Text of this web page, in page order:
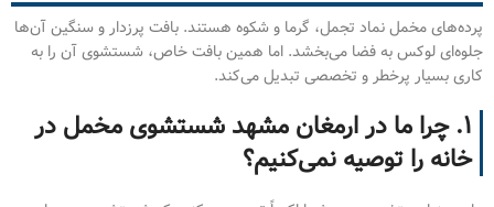
پرده‌های مخمل نماد تجمل، گرما و شکوه هستند. بافت پرزدار و سنگین آن‌ها
جلوه‌ای لوکس به فضا می‌بخشد. اما همین بافت خاص، شستشوی آن را به
کاری بسیار پرخطر و تخصصی تبدیل می‌کند.
۱. چرا ما در ارمغان مشهد شستشوی مخمل در
خانه را توصیه نمی‌کنیم؟